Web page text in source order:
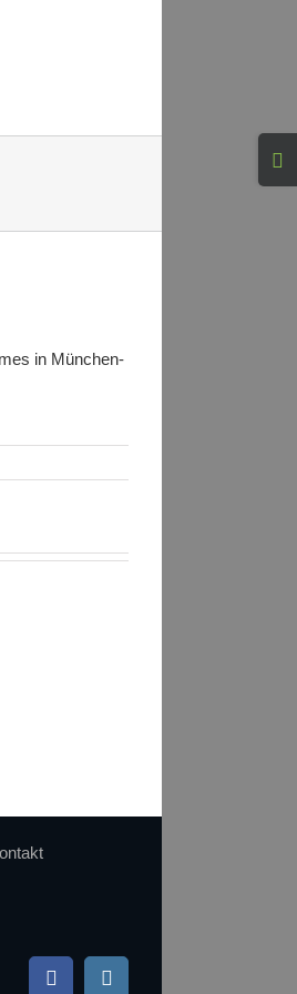
in München-
facebook